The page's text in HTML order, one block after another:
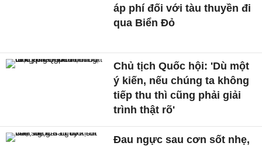
áp phí đối với tàu thuyền đi
qua Biển Đỏ
Chủ tịch Quốc hội: 'Dù một
ý kiến, nếu chúng ta không
tiếp thu thì cũng phải giải
trình thật rõ'
Đau ngực sau cơn sốt nhẹ,